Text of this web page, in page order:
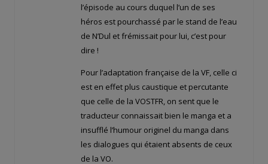
l’épisode au cours duquel l’un de ses
héros est pourchassé par le stand de l’eau
de N’Dul et frémissait pour lui, c’est pour
dire !
Pour l’adaptation française de la VF, celle ci
est en effet plus caustique et percutante
que celle de la VOSTFR, on sent que le
traducteur connaissait bien le manga et a
insufflé l’humour originel du manga dans
les dialogues qui étaient absents de ceux
de la VO.